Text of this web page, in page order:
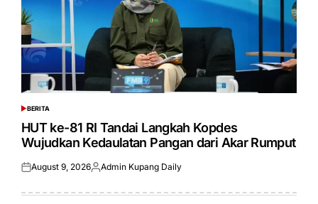
POSTED
IN
BERITA
HUT ke-81 RI Tandai Langkah Kopdes
Wujudkan Kedaulatan Pangan dari Akar Rumput
Posted
August 9, 2026Posted
Admin Kupang Daily